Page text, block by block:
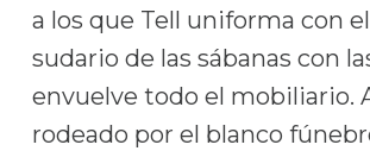
a los que Tell uniforma con
sudario de las sábanas con
envuelve todo el mobiliario.
rodeado por el blanco